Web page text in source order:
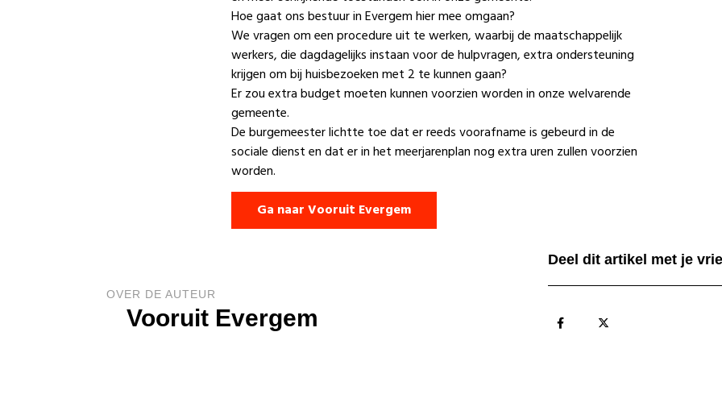
Hoe gaat ons bestuur in Evergem hier mee omgaan?
We vragen om een procedure uit te werken, waarbij de maatschappelijk
werkers, die dagdagelijks instaan voor de hulpvragen, extra ondersteuning
krijgen om bij huisbezoeken met 2 te kunnen gaan?
Er zou extra budget moeten kunnen voorzien worden in onze welvarende
gemeente.
De burgemeester lichtte toe dat er reeds voorafname is gebeurd in de
sociale dienst en dat er in het meerjarenplan nog extra uren zullen voorzien
worden.
Ga naar Vooruit Evergem
OVER DE AUTEUR
Vooruit Evergem
Deel dit artikel met je